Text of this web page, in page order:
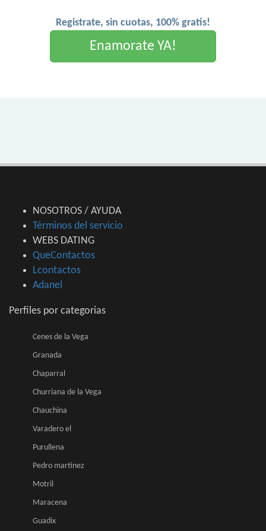
Registrate, sin cuotas, 100% gratis!
Enamorate YA!
NOSOTROS / AYUDA
Términos del servicio
WEBS DATING
QueContactos
Lcontactos
Adanel
Perfiles por categorias
Cenes de la Vega
Granada
Chaparral
Churriana de la Vega
Chauchina
Varadero el
Purullena
Pedro martinez
Motril
Maracena
Guadix